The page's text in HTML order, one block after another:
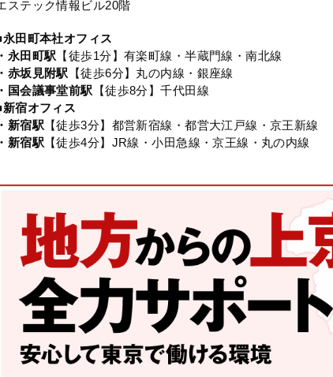
ステック情報ビル20階
永田町本社オフィス
永田町駅 【徒歩1分】有楽町線・半蔵門線・南北線
赤坂見附駅
【徒歩6分】丸の内線・銀座線
国会議事堂前駅
【徒歩8分】千代田線
新宿オフィス
新宿駅 【徒歩3分】都営新宿線・都営大江戸線・京王新線
新宿駅 【徒歩4分】JR線・小田急線・京王線・丸の内線